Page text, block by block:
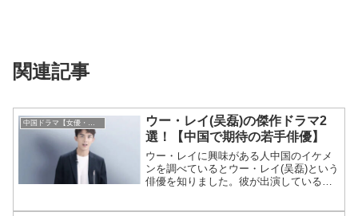
関連記事
ウー・レイ(吴磊)の傑作ドラマ2
選！【中国で期待の若手俳優】
ウー・レイに興味がある人中国のイケメ
ンを調べているとウー・レイ(吴磊)という
俳優を知りました。彼が出演しているド